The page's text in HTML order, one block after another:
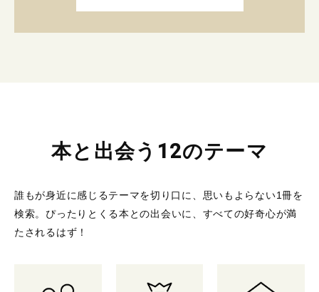
本と出会う12のテーマ
誰もが身近に感じるテーマを切り口に、思いもよらない1冊を
検索。 ぴったりとくる本との出会いに、すべての好奇心が満
たされるはず！